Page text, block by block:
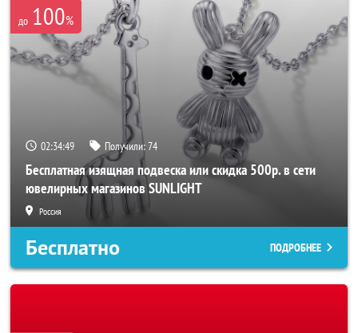
до 100%
02:34:47 Получили:74
Бесплатная изящная подвеска или скидка 500р. в сети
ювелирных магазинов SUNLIGHT
Россия
Бесплатно ПОДРОБНЕЕ